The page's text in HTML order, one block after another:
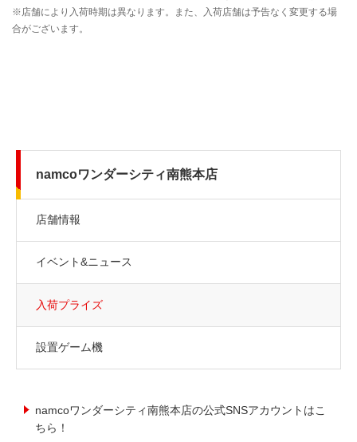
namcoワンダーシティ南熊本店
店舗情報
イベント&ニュース
入荷プライズ
設置ゲーム機
namcoワンダーシティ南熊本店の公式SNSアカウントはこ
ちら！